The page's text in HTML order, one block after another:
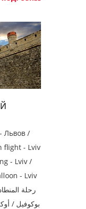
Львов /
flight - Lviv
- Lviv /
- Lviv
بوكوفيل /